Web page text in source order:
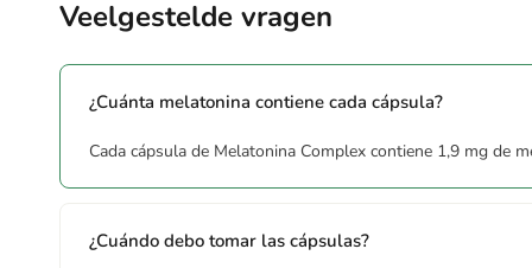
estén siendo tratadas con antidepresivos o que padezcan
alimenticios no deben utilizarse como sustituto de una
Veelgestelde vragen
¿Cuánta melatonina contiene cada cápsula?
Cada cápsula de Melatonina Complex contiene 1,9 mg de
¿Cuándo debo tomar las cápsulas?